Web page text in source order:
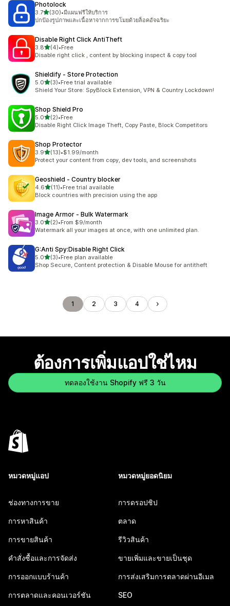
Photolock
3.7เต็ม 5 ดาว
(30)
ทั้งหมด 30 รีวิว
•มีแผนฟรีให้บริการ
ปกป้องรูปภาพและเนื้อหาจากการขโมยด้วยล็อคอัจฉริยะ
Disable Right Click AntiTheft
3.8เต็ม 5 ดาว
(4)
ทั้งหมด 4 รีวิว
•Free
Disable right click , content by blocking inspect & copy tool
Shieldify ‑ Store Protection
5.0เต็ม 5 ดาว
(3)
ทั้งหมด 3 รีวิว
•Free trial available
Shield Your Store: SpyBlock Extension, VPN & Country Lockdown!
Shop Shield Pro
5.0เต็ม 5 ดาว
(2)
ทั้งหมด 2 รีวิว
•Free
Disable Right Click Image Theft, Copy Paste, Block Competitors
Shop Protector
3.9เต็ม 5 ดาว
(13)
ทั้งหมด 13 รีวิว
•$1.99/month
Protect your content from copy, dev tools, and screenshots
Geoshield ‑ Country blocker
4.6เต็ม 5 ดาว
(11)
ทั้งหมด 11 รีวิว
•Free trial available
Block countries with precision using the app
Image Armor ‑ Bulk Watermark
3.0เต็ม 5 ดาว
(2)
ทั้งหมด 2 รีวิว
•From $9/month
Watermark all your images at once, with one unlimited plan.
G:Anti Spy:Disable Right Click
5.0เต็ม 5 ดาว
(3)
ทั้งหมด 3 รีวิว
•Free plan available
Shop Secure, Content protection & Disable Mouse for antitheft
1 2 3 4
ต้องการเพิ่มแอปใช่ไหม
ทดลองใช้งาน Shopify ฟรี 3 วัน
หมวดหมู่แอป
ช่องทางการขาย
การหาสินค้า
การขายสินค้า
คำสั่งซื้อและการจัดส่ง
การออกแบบร้านค้า
การตลาดและคอนเวอร์ชัน
หมวดหมู่ยอดนิยม
การดรอปชิป
ตลาด
รีวิวสินค้า
ขายเพิ่มและขายเป็นชุด
การส่งเสริมการตลาดผ่านอีเมล
SEO